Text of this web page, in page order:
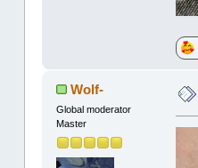
Wolf-
Global moderator
Master